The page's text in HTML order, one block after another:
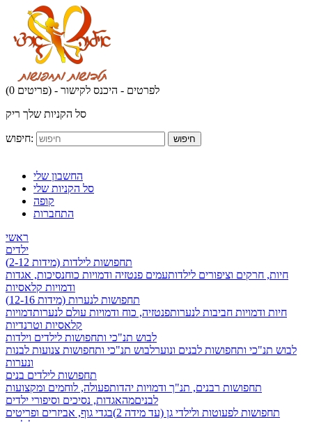
(0 פריטים) - לפרטים - היכנס לקישור
סל הקניות שלך ריק
חיפוש: חיפוש
החשבון שלי
סל הקניות שלי
קופה
התחברות
ראשי
ילדים
תחפושות לילדות (מידות 2-12)
חיות, חרקים וציפורים לילדותעמים פנטזיה ודמויות כוחנסיכות, אגדות
ודמויות קלאסיות
תחפושות לנערות (מידות 12-16)
חיות ודמויות חביבות לנערותפנטזיה, כוח ודמויות עולם לנערותדמויות
קלאסיות וטרנדיות
לבוש תנ"כי ותחפושות לילדים וילדות
לבוש תנ"כי ותחפושות לבנים ונוערלבוש תנ"כי ותחפושות צנועות לבנות
ונערות
תחפושות לילדים בנים
תחפושות רבנים, תנ"ך ודמויות יהדותפעולה, לוחמים ומקצועות
לבניםמהאגדות, נסיכים וסיפורי ילדים
תחפושות לפעוטות ולילדי גן (עד מידה 2)
בגדי גוף, אביזרים ופריטים